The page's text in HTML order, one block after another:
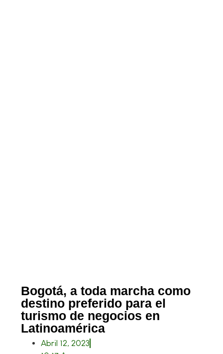
Bogotá, a toda marcha como
destino preferido para el
turismo de negocios en
Latinoamérica
Abril 12, 2023